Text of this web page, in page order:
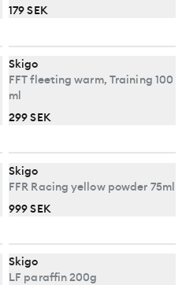
179 SEK
Skigo
FFT fleeting warm, Training 100
ml
299 SEK
Skigo
FFR Racing yellow powder 75ml
999 SEK
Skigo
LF paraffin 200g